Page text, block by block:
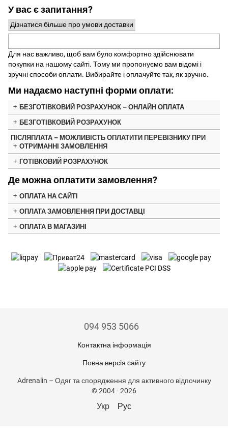
У вас є запитання?
Дізнатися більше про умови доставки
Для нас важливо, щоб вам було комфортно здійснювати
покупки на нашому сайті. Тому ми пропонуємо вам відомі і
зручні способи оплати. Вибирайте і оплачуйте так, як зручно.
Ми надаємо наступні форми оплати:
БЕЗГОТІВКОВИЙ РОЗРАХУНОК – ОНЛАЙН ОПЛАТА
БЕЗГОТІВКОВИЙ РОЗРАХУНОК
ПІСЛЯПЛАТА – МОЖЛИВІСТЬ ОПЛАТИТИ ПЕРЕВІЗНИКУ ПРИ
ОТРИМАННІ ЗАМОВЛЕННЯ
ГОТІВКОВИЙ РОЗРАХУНОК
Де можна оплатити замовлення?
ОПЛАТА НА САЙТІ
ОПЛАТА ЗАМОВЛЕННЯ ПРИ ДОСТАВЦІ
ОПЛАТА В МАГАЗИНІ
094 953 5066
Контактна інформація
Повна версія сайту
Adrenalin – Одяг та спорядження для активного відпочинку
© 2004 - 2026
Укр Рус